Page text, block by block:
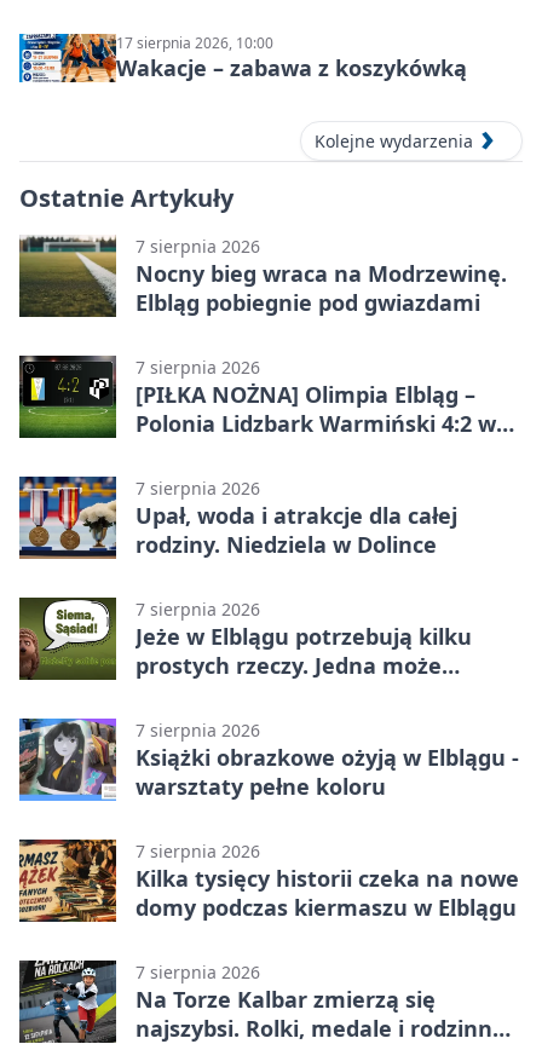
17 sierpnia 2026, 10:00
Wakacje – zabawa z koszykówką
Kolejne wydarzenia
Ostatnie Artykuły
7 sierpnia 2026
Nocny bieg wraca na Modrzewinę.
Elbląg pobiegnie pod gwiazdami
7 sierpnia 2026
[PIŁKA NOŻNA] Olimpia Elbląg –
Polonia Lidzbark Warmiński 4:2 w
7 sierpnia 2026
Upał, woda i atrakcje dla całej
rodziny. Niedziela w Dolince
7 sierpnia 2026
Jeże w Elblągu potrzebują kilku
prostych rzeczy. Jedna może
7 sierpnia 2026
Książki obrazkowe ożyją w Elblągu -
warsztaty pełne koloru
7 sierpnia 2026
Kilka tysięcy historii czeka na nowe
domy podczas kiermaszu w Elblągu
7 sierpnia 2026
Na Torze Kalbar zmierzą się
najszybsi. Rolki, medale i rodzinna